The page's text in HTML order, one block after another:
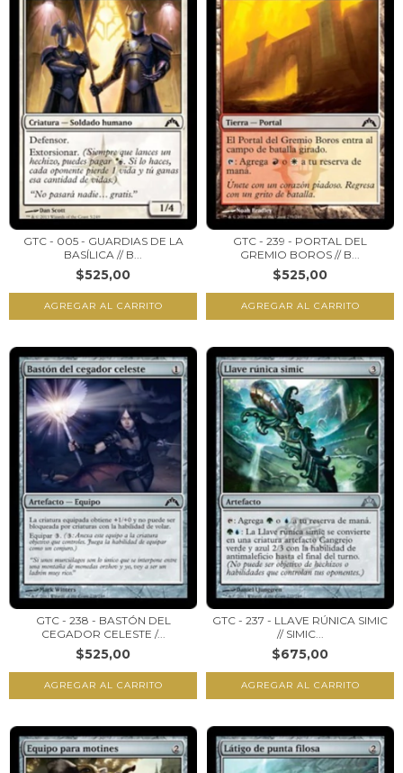
GTC - 005 - GUARDIAS DE LA
BASÍLICA // B...
$525,00
GTC - 239 - PORTAL DEL
GREMIO BOROS // B...
$525,00
GTC - 238 - BASTÓN DEL
CEGADOR CELESTE /...
$525,00
GTC - 237 - LLAVE RÚNICA SIMIC
// SIMIC...
$675,00